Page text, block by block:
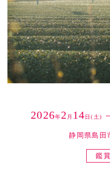
2026年2 月 14日(土)
静岡県島田
鑑